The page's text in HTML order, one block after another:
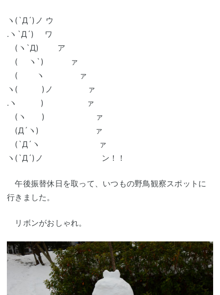
ヽ(`Д´)ノ ウ
.ヽ`Д´) ワ
(ヽ`Д) ア
( ヽ`) ァ
( ヽ ァ
ヽ( )ノ ァ
.ヽ ) ァ
(ヽ ) ァ
(Д´ヽ) ァ
(`Д´ヽ ァ
ヽ(`Д´)ノ ン！！
午後振替休日を取って、いつもの野鳥観察スポットに
行きました。
リボンがおしゃれ。